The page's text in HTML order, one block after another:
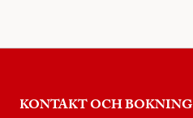
KONTAKT OCH BOKNING